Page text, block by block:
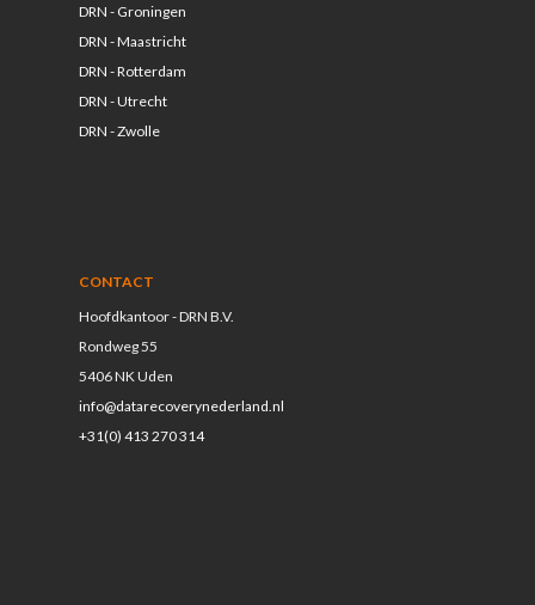
DRN - Groningen
DRN - Maastricht
DRN - Rotterdam
DRN - Utrecht
DRN - Zwolle
CONTACT
Hoofdkantoor - DRN B.V.
Rondweg 55
5406 NK Uden
info@datarecoverynederland.nl
+31(0) 413 270 314